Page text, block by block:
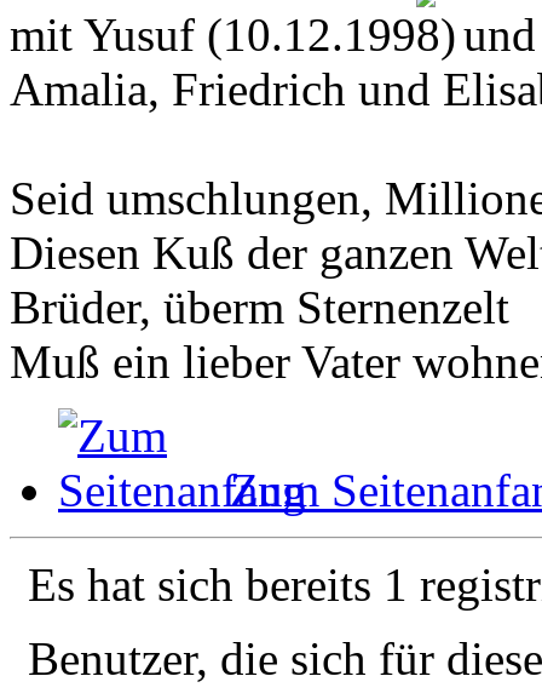
mit Yusuf (10.12.199
und
Amalia, Friedrich und
Seid umschlungen,
Diesen Kuß der ganzen
Brüder, überm Sternenzelt
Muß ein lieber Vater
Zum
Es hat sich bereits 1
Benutzer, die sich für